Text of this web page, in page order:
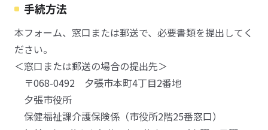
手続方法
本フォーム、窓口または郵送で、必要書類を提出してく
ださい。
＜窓口または郵送の場合の提出先＞
〒068-0492 夕張市本町4丁目2番地
夕張市役所
保健福祉課介護保険係（市役所2階25番窓口）